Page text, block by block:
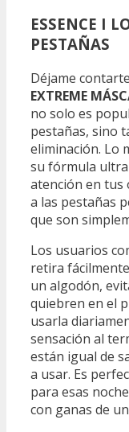
ESSENCE I
PESTAÑAS
Déjame
EXTREME
no solo es
pestañas, sino
eliminación. Lo
su fórmula
atención en tus
a las pestañas
que son
Los usuarios
retira
un algodón,
quiebren en el
usarla
sensación al
están igual de
a usar. Es
para esas
con ganas de